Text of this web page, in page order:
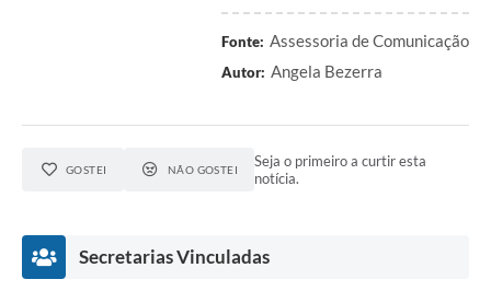
Fonte: Assessoria de Comunicação
Autor: Angela Bezerra
GOSTEI NÃO GOSTEI
Seja o primeiro a curtir esta
notícia.
Secretarias Vinculadas